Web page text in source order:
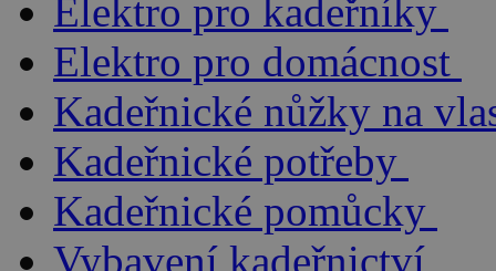
Elektro pro kadeřníky
Elektro pro domácnost
Kadeřnické nůžky na
Kadeřnické potřeby
Kadeřnické pomůcky
Vybavení kadeřnictví